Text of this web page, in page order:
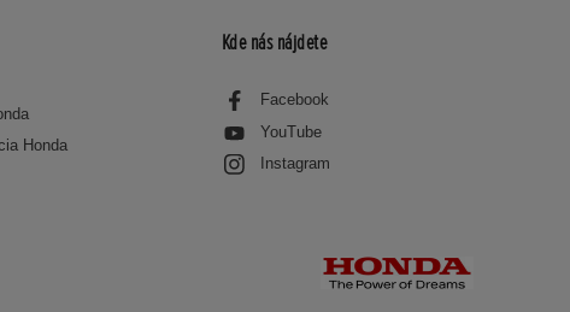
Honda
Kde nás nájdete
Facebook
YouTube
Instagram